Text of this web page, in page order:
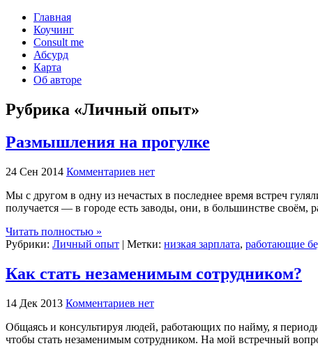
Главная
Коучинг
Consult me
Абсурд
Карта
Об авторе
Рубрика «Личный опыт»
Размышления на прогулке
24 Сен 2014 Комментариев нет
Мы с другом в одну из нечастых в последнее время встреч
получается — в городе есть заводы, они, в большинстве
Читать полностью »
Рубрики: Личный опыт | Метки: низкая зарплата, работающие
Как стать незаменимым сотрудником?
14 Дек 2013 Комментариев нет
Общаясь и консультируя людей, работающих по найму, я
чтобы стать незаменимым сотрудником. На мой встречный